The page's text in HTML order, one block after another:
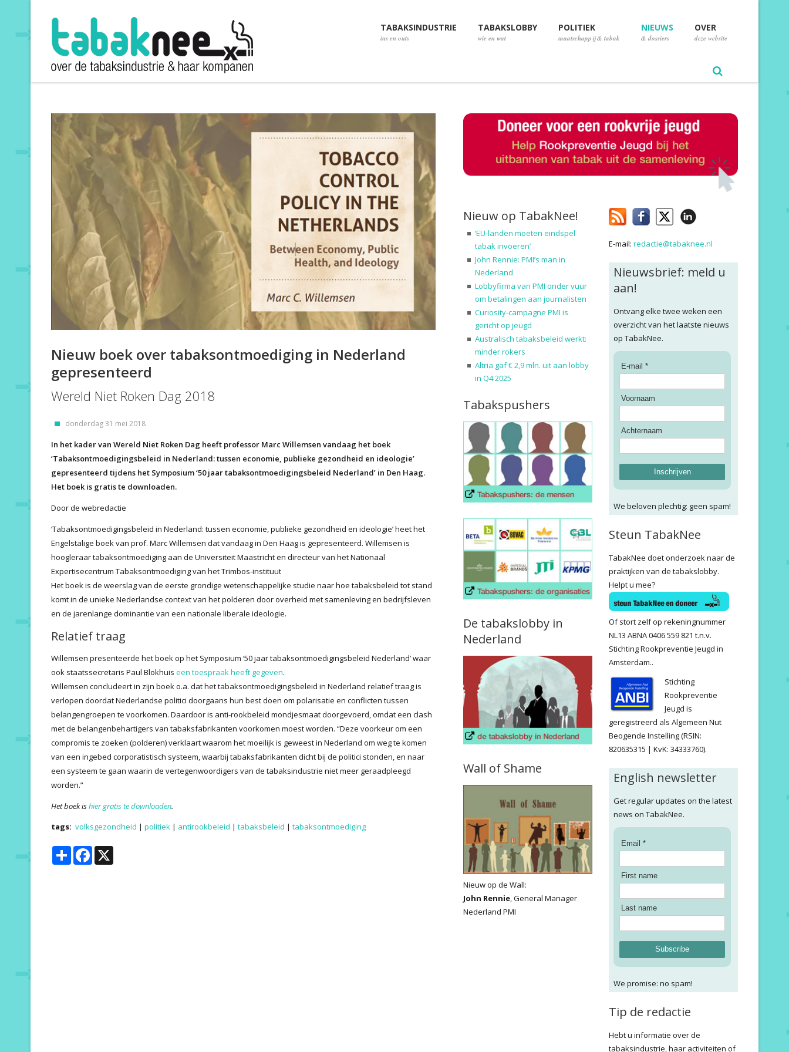
TABAKSINDUSTRIE
ins en outs
TABAKSLOBBY
wie en wat
POLITIEK
maatschappij & tabak
NIEUWS
& dossiers
OVER
deze website
Nieuw boek over tabaksontmoediging in Nederland
gepresenteerd
Wereld Niet Roken Dag 2018
donderdag 31 mei 2018
In het kader van Wereld Niet Roken Dag heeft professor Marc Willemsen vandaag het boek
‘Tabaksontmoedigingsbeleid in Nederland: tussen economie, publieke gezondheid en ideologie’
gepresenteerd tijdens het Symposium ‘50 jaar tabaksontmoedigingsbeleid Nederland’ in Den Haag.
Het boek is gratis te downloaden.
Door de webredactie
‘Tabaksontmoedigingsbeleid in Nederland: tussen economie, publieke gezondheid en ideologie’ heet het
Engelstalige boek van prof. Marc Willemsen dat vandaag in Den Haag is gepresenteerd. Willemsen is
hoogleraar tabaksontmoediging aan de Universiteit Maastricht en directeur van het Nationaal
Expertisecentrum Tabaksontmoediging van het Trimbos-instituut
Het boek is de weerslag van de eerste grondige wetenschappelijke studie naar hoe tabaksbeleid tot stand
komt in de unieke Nederlandse context van het polderen door overheid met samenleving en bedrijfsleven
en de jarenlange dominantie van een nationale liberale ideologie.
Relatief traag
Willemsen presenteerde het boek op het Symposium ‘50 jaar tabaksontmoedigingsbeleid Nederland’ waar
ook staatssecretaris Paul Blokhuis een toespraak heeft gegeven.
Willemsen concludeert in zijn boek o.a. dat het tabaksontmoedigingsbeleid in Nederland relatief traag is
verlopen doordat Nederlandse politici doorgaans hun best doen om polarisatie en conflicten tussen
belangengroepen te voorkomen. Daardoor is anti-rookbeleid mondjesmaat doorgevoerd, omdat een clash
met de belangenbehartigers van tabaksfabrikanten voorkomen moest worden. “Deze voorkeur om een
compromis te zoeken (polderen) verklaart waarom het moeilijk is geweest in Nederland om weg te komen
van een ingebed corporatistisch systeem, waarbij tabaksfabrikanten dicht bij de politici stonden, en naar
een systeem te gaan waarin de vertegenwoordigers van de tabaksindustrie niet meer geraadpleegd
worden.”
Het boek ishier gratis te downloaden.
tags: volksgezondheid | politiek | antirookbeleid | tabaksbeleid | tabaksontmoediging
Share Facebook
Nieuw op TabakNee!
‘EU-landen moeten eindspel
tabak invoeren’
John Rennie: PMI’s man in
Nederland
Lobbyfirma van PMI onder vuur
om betalingen aan journalisten
Curiosity-campagne PMI is
gericht op jeugd
Australisch tabaksbeleid werkt:
minder rokers
Altria gaf € 2,9 mln. uit aan lobby
in Q4 2025
Tabakspushers
De tabakslobby in
Nederland
Wall of Shame
Nieuw op de Wall:
John Rennie, General Manager
Nederland PMI
E-mail:redactie@tabaknee.nl
Nieuwsbrief: meld u
aan!
Ontvang elke twee weken een
overzicht van het laatste nieuws
op TabakNee.
E-mail *
Voornaam
Achternaam
Inschrijven
We beloven plechtig: geen spam!
Steun TabakNee
TabakNee doet onderzoek naar de
praktijken van de tabakslobby.
Helpt u mee?
Of stort zelf op rekeningnummer
NL13 ABNA 0406 559 821 t.n.v.
Stichting Rookpreventie Jeugd in
Amsterdam..
Stichting
Rookpreventie
Jeugd is
geregistreerd als Algemeen Nut
Beogende Instelling (RSIN:
820635315 | KvK: 34333760).
English newsletter
Get regular updates on the latest
news on TabakNee.
Email *
First name
Last name
Subscribe
We promise: no spam!
Tip de redactie
Hebt u informatie over de
tabaksindustrie, haar activiteiten of